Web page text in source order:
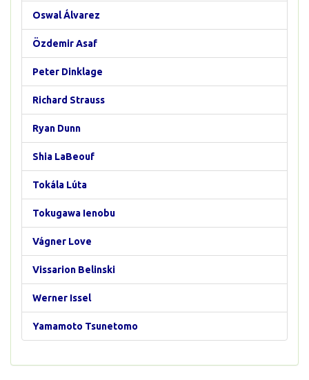
Oswal Álvarez
Özdemir Asaf
Peter Dinklage
Richard Strauss
Ryan Dunn
Shia LaBeouf
Tokála Lúta
Tokugawa Ienobu
Vágner Love
Vissarion Belinski
Werner Issel
Yamamoto Tsunetomo